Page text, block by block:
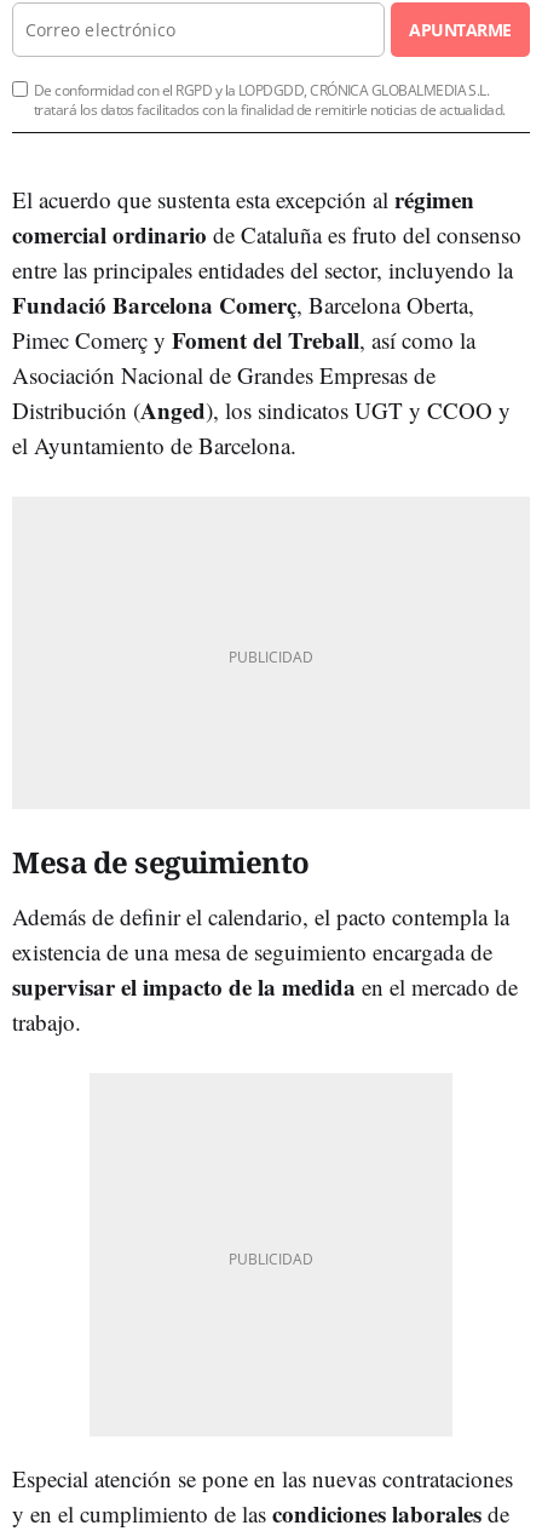
APUNTARME
De conformidad con el RGPD y la LOPDGDD, CRÓNICA GLOBALMEDIA S.L.
tratará los datos facilitados con la finalidad de remitirle noticias de actualidad.
El acuerdo que sustenta esta excepción al régimen
comercial ordinario de Cataluña es fruto del consenso
entre las principales entidades del sector, incluyendo la
Fundació Barcelona Comerç, Barcelona Oberta,
Pimec Comerç y Foment del Treball, así como la
Asociación Nacional de Grandes Empresas de
Distribución (Anged), los sindicatos UGT y CCOO y
el Ayuntamiento de Barcelona.
Mesa de seguimiento
Además de definir el calendario, el pacto contempla la
existencia de una mesa de seguimiento encargada de
supervisar el impacto de la medida en el mercado de
trabajo.
Especial atención se pone en las nuevas contrataciones
y en el cumplimiento de las condiciones laborales de